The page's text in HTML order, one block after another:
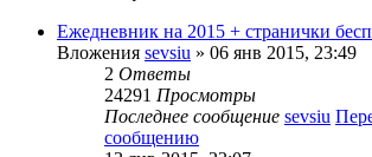
Ежедневник на 2015 + странички
Вложения sevsiu » 06 янв 2015, 23:49
2 Ответы
24291 Просмотры
Последнее сообщение sevsiu
сообщению